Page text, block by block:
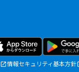
情報セキュリティ基本方針